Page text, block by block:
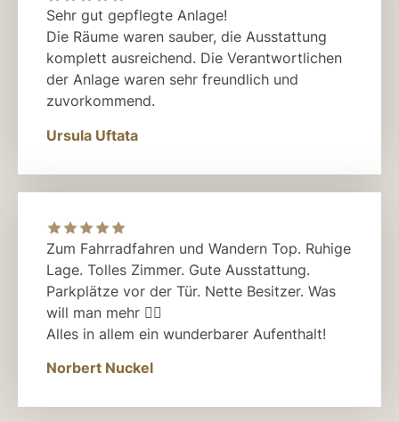
Sehr gut gepflegte Anlage!
Die Räume waren sauber, die Ausstattung
komplett ausreichend. Die Verantwortlichen
der Anlage waren sehr freundlich und
zuvorkommend.
Ursula Uftata
Zum Fahrradfahren und Wandern Top. Ruhige
Lage. Tolles Zimmer. Gute Ausstattung.
Parkplätze vor der Tür. Nette Besitzer. Was
will man mehr 👍🏼
Alles in allem ein wunderbarer Aufenthalt!
Norbert Nuckel